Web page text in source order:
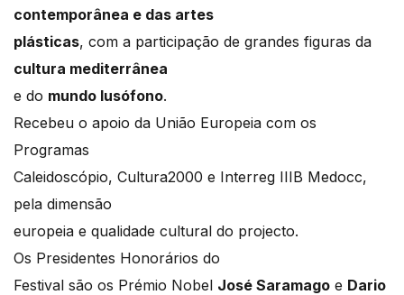
contemporânea e das artes
plásticas, com a participação de grandes figuras da
cultura mediterrânea
e do mundo lusófono.
Recebeu o apoio da União Europeia com os
Programas
Caleidoscópio, Cultura2000 e Interreg IIIB Medocc,
pela dimensão
europeia e qualidade cultural do projecto.
Os Presidentes Honorários do
Festival são os Prémio Nobel José Saramago e Dario